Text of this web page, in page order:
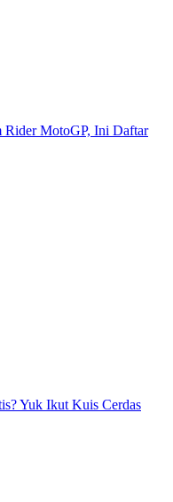
Rider MotoGP, Ini Daftar
Yuk Ikut Kuis Cerdas